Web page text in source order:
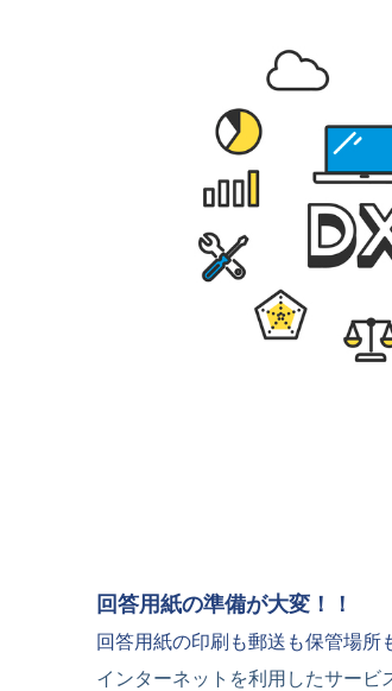
回答用紙の準備が大変！！
回答用紙の印刷も郵送も保管場所
インターネットを利用したサービ